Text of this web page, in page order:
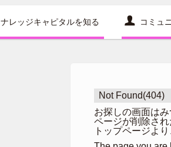
ナレッジキャピタルを知る コミュ
Not Found(404)
お探しの画面は
ページが削除さ
トップページよ